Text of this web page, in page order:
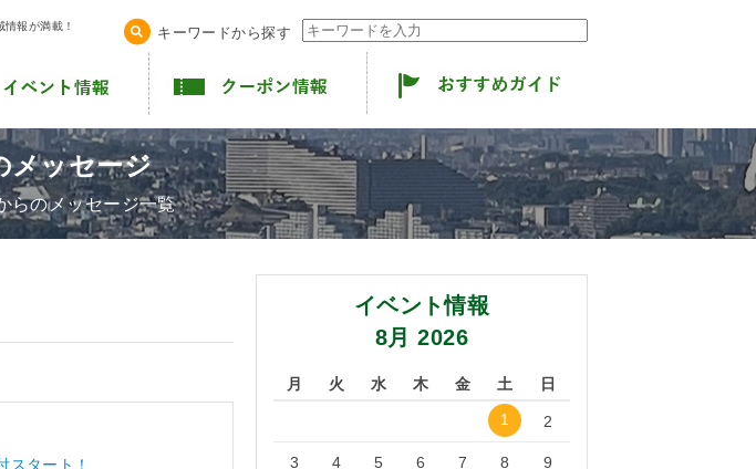
報が満載！ キーワードから探す
メッセージ
らのメッセージ一覧
スタート！
イベント情報
8月 2026
月 火 水 木 金 土
日
1
2
3 4 5 6 7 8 9